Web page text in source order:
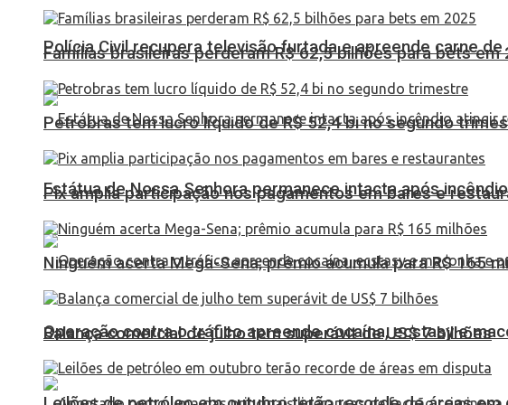
Polícia Civil recupera televisão furtada e apreende carne
Estátua de Nossa Senhora permanece intacta após
Operação contra o tráfico apreende cocaína, ecstasy e
Famílias brasileiras perderam R$ 62,5 bilhões para bets em
Petrobras tem lucro líquido de R$ 52,4 bi no segundo
Pix amplia participação nos pagamentos em bares e
Ninguém acerta Mega-Sena; prêmio acumula para R$ 165
Balança comercial de julho tem superávit de US$ 7 bilhões